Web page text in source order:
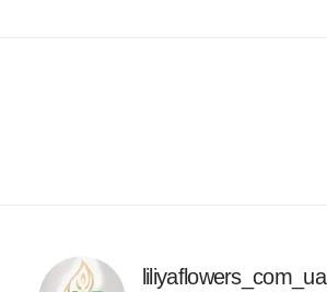
liliyaflowers_com_ua